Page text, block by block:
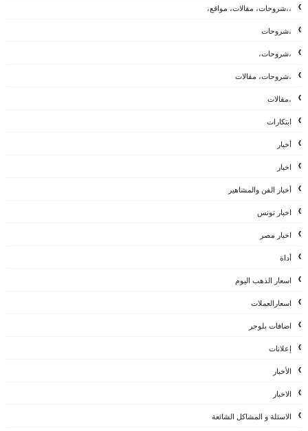
،،شروحات، مقالات، مواقع،
،شروحات
،شروحات،
،شروحات، مقالات
،مقالات
ابتكارات
أخبار
اخبار
أخبار الفن والمشاهير
اخبار تونس
اخبار مصر
أداة
اسعار الذهب اليوم
اسعارالعملات
اضافات بلوجر
إعلانات
الأخبار
الاخبار
الاسئلة و المشاكل الشائعة